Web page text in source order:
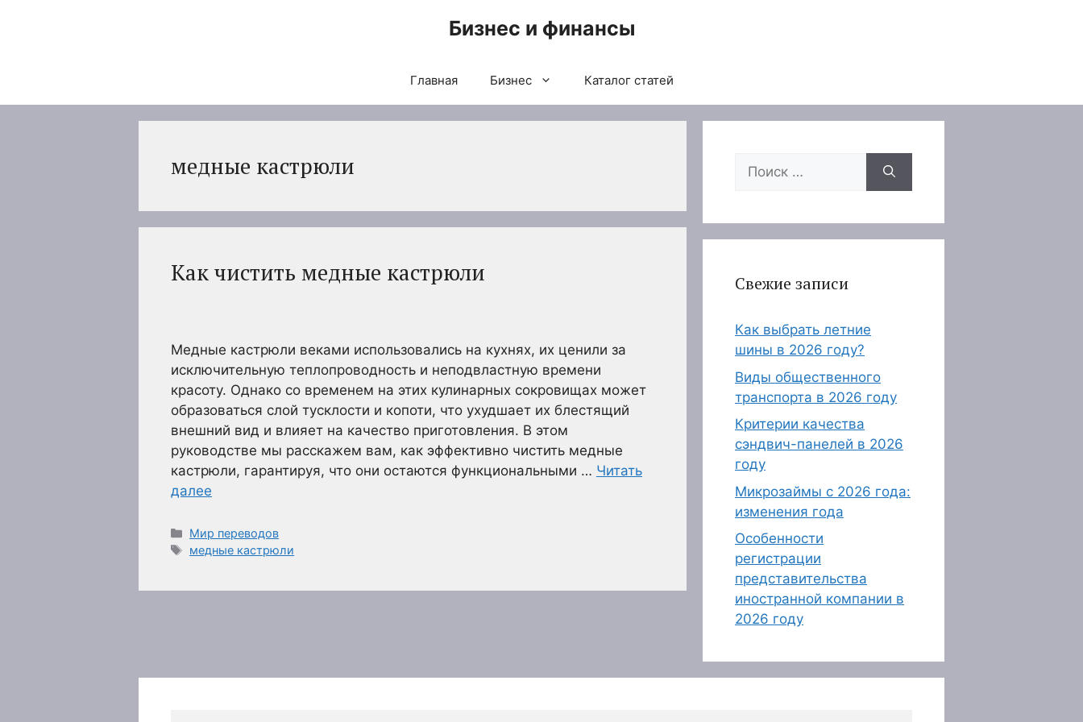
Бизнес и финансы
Главная Бизнес Каталог статей
медные кастрюли
Как чистить медные кастрюли
Медные кастрюли веками использовались на кухнях, их ценили за
исключительную теплопроводность и неподвластную времени
красоту. Однако со временем на этих кулинарных сокровищах может
образоваться слой тусклости и копоти, что ухудшает их блестящий
внешний вид и влияет на качество приготовления. В этом
руководстве мы расскажем вам, как эффективно чистить медные
кастрюли, гарантируя, что они остаются функциональными … Читать
далее
Рубрики
Мир переводов
Метки
медные кастрюли
Поиск:
Свежие записи
Как выбрать летние
шины в 2026 году?
Виды общественного
транспорта в 2026 году
Критерии качества
сэндвич-панелей в 2026
году
Микрозаймы с 2026 года:
изменения года
Особенности
регистрации
представительства
иностранной компании в
2026 году